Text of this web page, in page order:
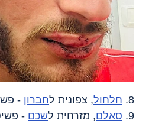
8. חלחול, צפונית לחברון -
9. סאלם, מזרחית לשכם -